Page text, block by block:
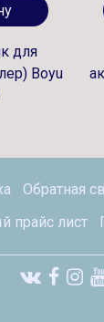
для
Boyu
Обратная
прайс лист